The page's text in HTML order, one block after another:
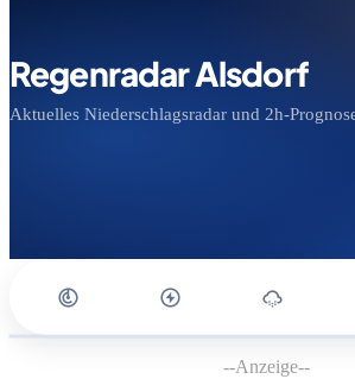
Regenradar Alsdorf
Aktuelles Niederschlagsradar und 2h-
--Anzeige--